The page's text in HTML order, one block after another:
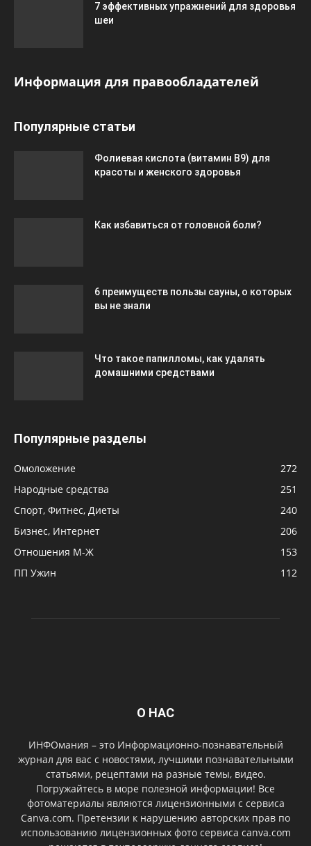
7 эффективных упражнений для здоровья
шеи
Информация для правообладателей
Популярные статьи
Фолиевая кислота (витамин В9) для
красоты и женского здоровья
Как избавиться от головной боли?
6 преимуществ пользы сауны, о которых
вы не знали
Что такое папилломы, как удалять
домашними средствами
Популярные разделы
Омоложение
272
Народные средства
251
Спорт, Фитнес, Диеты
240
Бизнес, Интернет
206
Отношения М-Ж
153
ПП Ужин
112
О НАС
ИНФОмания – это Информационно-познавательный
журнал для вас с новостями, лучшими познавательными
статьями, рецептами на разные темы, видео.
Погружайтесь в море полезной информации! Все
фотоматериалы являются лицензионными с сервиса
Canva.com. Претензии к нарушению авторских прав по
использованию лицензионных фото сервиса canva.com